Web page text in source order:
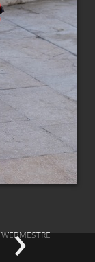
›
WEBMESTRE